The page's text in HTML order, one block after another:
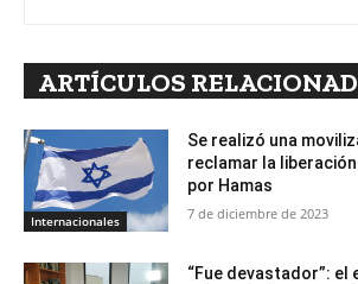
ARTÍCULOS
Internacionales
Se realizó una
reclamar la
por Hamas
7 de diciembre de 2023
“Fue devastador”: